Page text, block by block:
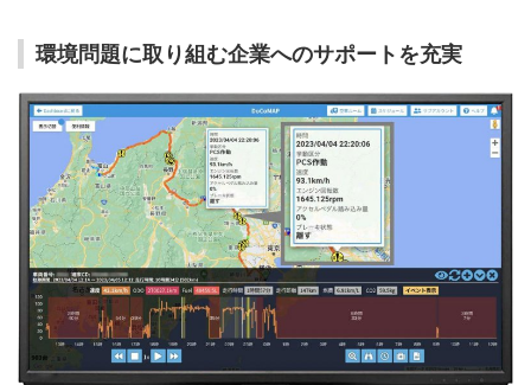
環境問題に取り組む企業へのサポートを充実